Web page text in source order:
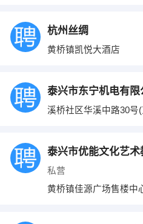
杭州丝绸
黄桥镇凯悦大酒店
泰兴市东宁机电有限
溪桥社区华溪中路30号
私营
黄桥镇佳源广场售楼中